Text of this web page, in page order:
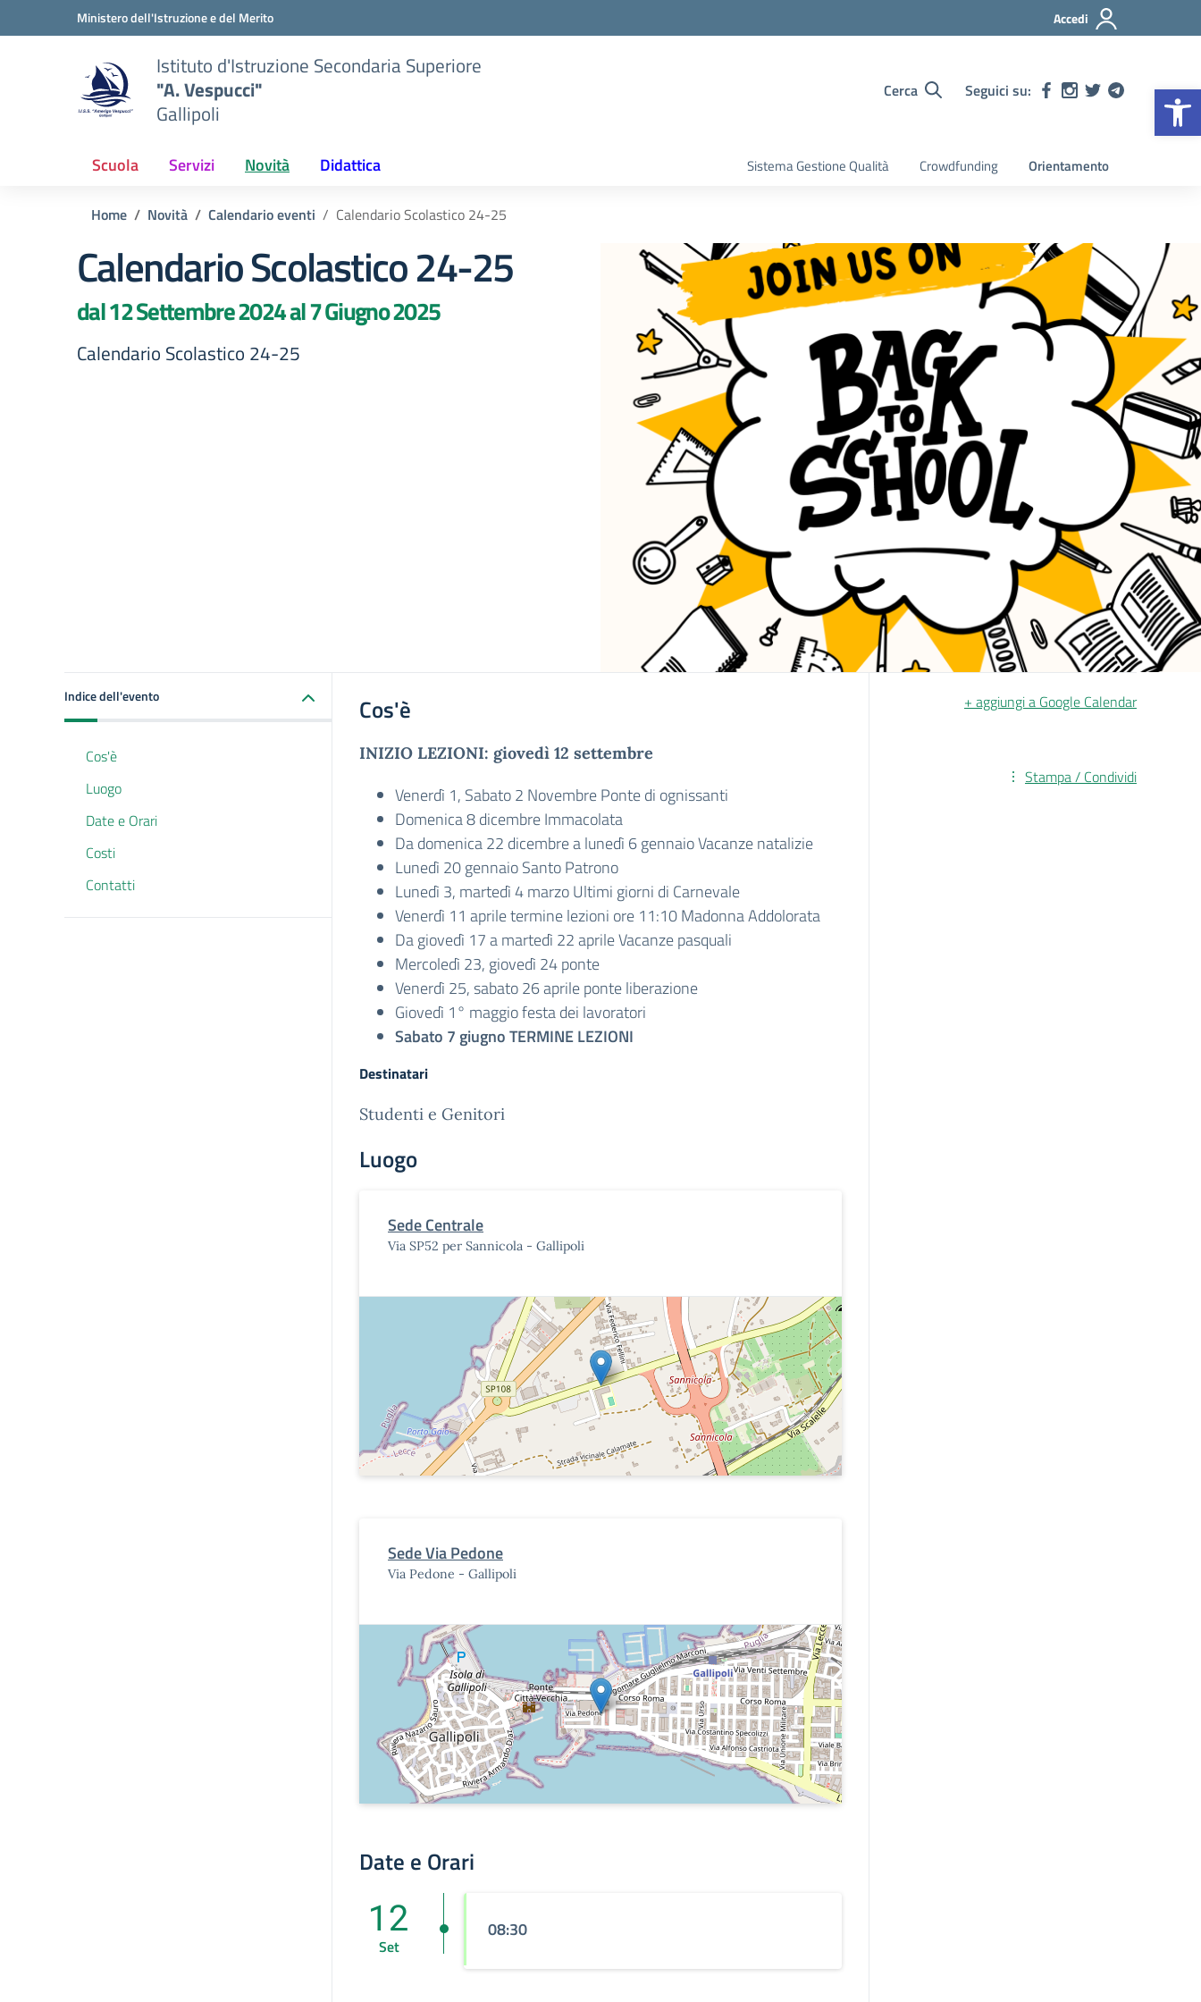
Vai ai contenuti
Vai al menu di navigazioneMinistero dell'Istruzione e del Merito Accedi
Istituto d'Istruzione Secondaria Superiore
"A. Vespucci"
Gallipoli
Cerca Seguici su:
Scuola Servizi Novità Didattica Sistema Gestione Qualità Crowdfunding Orientamento
Home Novità Calendario eventi Calendario Scolastico 24-25
Calendario Scolastico 24-25
dal 12 Settembre 2024 al 7 Giugno 2025
Calendario Scolastico 24-25
Indice dell'evento
Cos'è
Luogo
Date e Orari
Costi
Contatti
Cos'è
INIZIO LEZIONI: giovedì 12 settembre
Venerdì 1, Sabato 2 Novembre Ponte di ognissanti
Domenica 8 dicembre Immacolata
Da domenica 22 dicembre a lunedì 6 gennaio Vacanze natalizie
Lunedì 20 gennaio Santo Patrono
Lunedì 3, martedì 4 marzo Ultimi giorni di Carnevale
Venerdì 11 aprile termine lezioni ore 11:10 Madonna Addolorata
Da giovedì 17 a martedì 22 aprile Vacanze pasquali
Mercoledì 23, giovedì 24 ponte
Venerdì 25, sabato 26 aprile ponte liberazione
Giovedì 1° maggio festa dei lavoratori
Sabato 7 giugno TERMINE LEZIONI
Destinatari
Studenti e Genitori
Luogo
Sede Centrale
Via SP52 per Sannicola - Gallipoli
Sede Via Pedone
Via Pedone - Gallipoli
Date e Orari
08:30
12
Set
+ aggiungi a Google Calendar
Stampa / Condividi